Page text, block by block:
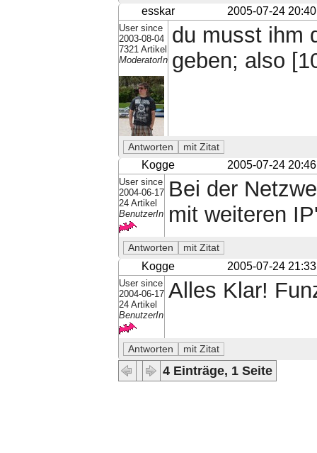
esskar 2005-07-24 20:40
User since
2003-08-04
7321 Artikel
ModeratorIn
du musst ihm
geben; also
Kogge 2005-07-24 20:46
User since
2004-06-17
24 Artikel
BenutzerIn
Bei der
mit weiteren
Kogge 2005-07-24 21:33
User since
2004-06-17
24 Artikel
BenutzerIn
Alles Klar!
4 Einträge, 1 Seite